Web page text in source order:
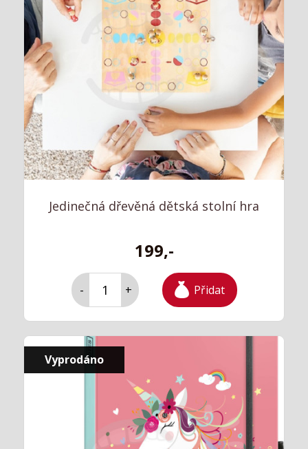
Jedinečná dřevěná dětská stolní hra
199,-
- + Přidat
Vyprodáno